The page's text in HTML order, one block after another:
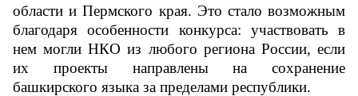
области и Пермского края. Это стало возможным
благодаря особенности конкурса: участвовать в
нем могли НКО из любого региона России, если
их проекты направлены на сохранение
башкирского языка за пределами республики.